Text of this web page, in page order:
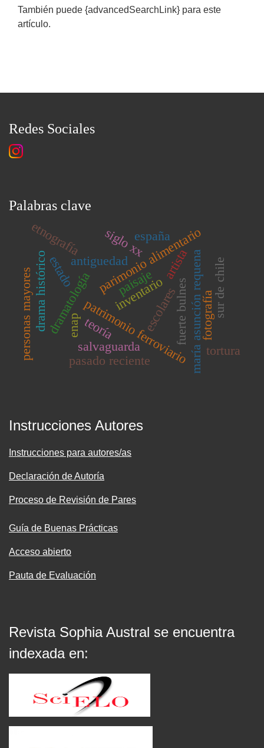
También puede {advancedSearchLink} para este
artículo.
Redes Sociales
Palabras clave
escolares
parimonio alimentario
patrimonio ferroviario
dramatología
drama histórico maría asunción requena
fuerte bulnes
personas mayores salvaguarda
antiguedad
inventario
estado
fotografía
siglo xxespaña
etnografía
paisaje
pasado reciente
enap
sur de chile
tortura
teoría
artista
Instrucciones Autores
Instrucciones para autores/as
Declaración de Autoría
Proceso de Revisión de Pares
Guía de Buenas Prácticas
Acceso abierto
Pauta de Evaluación
Revista Sophia Austral se encuentra
indexada en: